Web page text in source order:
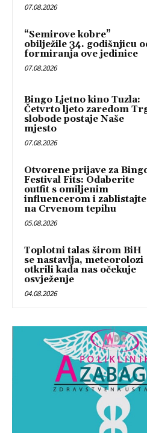
07.08.2026
“Semirove kobre”
obilježile 34. godišnjicu
formiranja ove jedinice
07.08.2026
Bingo Ljetno kino Tuzla:
Četvrto ljeto zaredom
slobode postaje Naše
mjesto
07.08.2026
Otvorene prijave za
Festival Fits: Odaberite
outfit s omiljenim
influencerom i zablistajte
na Crvenom tepihu
05.08.2026
Toplotni talas širom BiH
se nastavlja, meteorolozi
otkrili kada nas očekuje
osvježenje
04.08.2026